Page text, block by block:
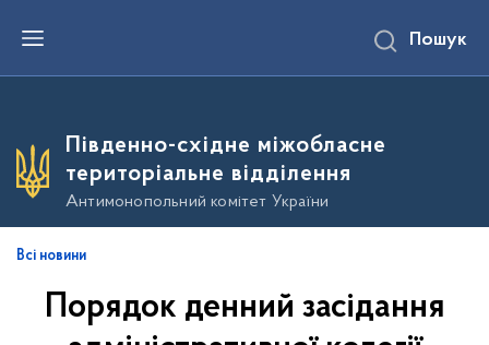
е
о
о
в
Пошук
Південно-східне міжобласне
територіальне відділення
Антимонопольний комітет України
Всі новини
Порядок денний засідання